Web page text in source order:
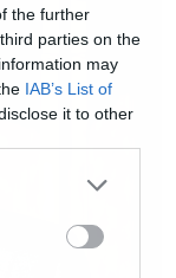
the further
parties on the
may
IAB’s List of
it to other